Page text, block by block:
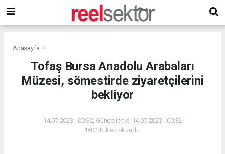
Anasayfa
Tofaş Bursa Anadolu Arabaları
Müzesi, sömestirde ziyaretçilerini
bekliyor
14.07.2023 - 00:32, Güncelleme: 14.07.2023 - 00:32
16024+ kez okundu.